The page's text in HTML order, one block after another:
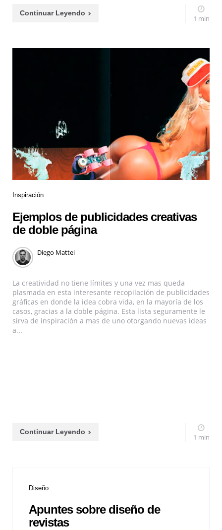
Continuar Leyendo
1 min
Inspiración
Ejemplos de publicidades creativas
de doble página
Diego Mattei
La creatividad no tiene límites y una vez mas queda
plasmada en esta interesante recopilación de publicidades
gráficas en donde la idea cobra vida, en la mayoría de los
casos, gracias a la doble página. Esta lista seguramente le
sirva de inspiración a mas de uno otorgando nuevas ideas
a...
Continuar Leyendo
1 min
Diseño
Apuntes sobre diseño de
revistas